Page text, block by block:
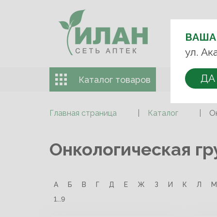
АПТЕКУ:
ВАША
ул.
ДА
+7 (499)
Каталог товаров Доставка
Главная страница Каталог
Онкологическая
А Б В Г Д Е Ж З И К Л М
1...9